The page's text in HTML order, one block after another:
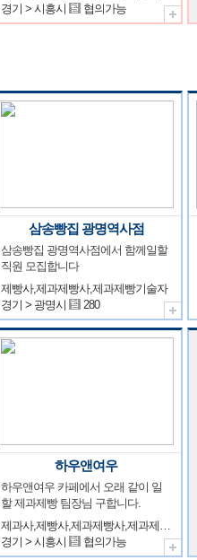
경기 > 시흥시
협의가능
삼송빵집 광명역사점
삼송빵집 광명역사점에서 함께일할
직원 모집합니다
제빵사,제과제빵사,제과제빵기술자
경기 > 광명시
280
하우앤여우
하우앤여우 카페에서 오래 같이 일
할 제과제빵 팀장님 구합니다.
제과사,제빵사,제과제빵사,제과제빵장,파티쉐(파티시에),제과제빵기술자,제과제빵강사
경기 > 시흥시
협의가능